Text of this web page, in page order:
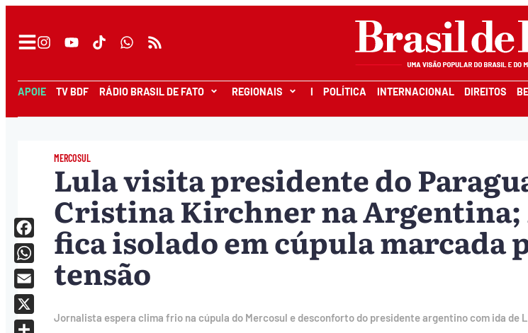
APOIE TV BDF RÁDIO BRASIL DE FATO REGIONAIS I POLÍTICA INTERNACIONAL DIREITOS
MERCOSUL
Lula visita presidente do
Cristina Kirchner na
fica isolado em cúpula marcada
tensão
Jornalista espera clima frio na cúpula do Mercosul e desconforto do presidente argentino com ida de
Facebook
WhatsApp
Email
X